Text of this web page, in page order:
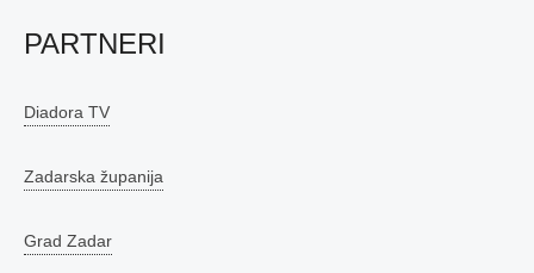
PARTNERI
Diadora TV
Zadarska županija
Grad Zadar